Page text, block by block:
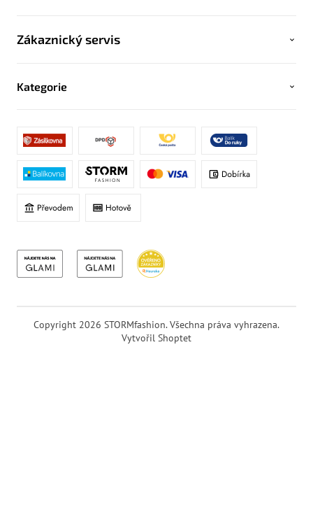
Zákaznický servis
Kategorie
Vytvořil Shoptet
Copyright 2026 STORMfashion. Všechna práva vyhrazena.